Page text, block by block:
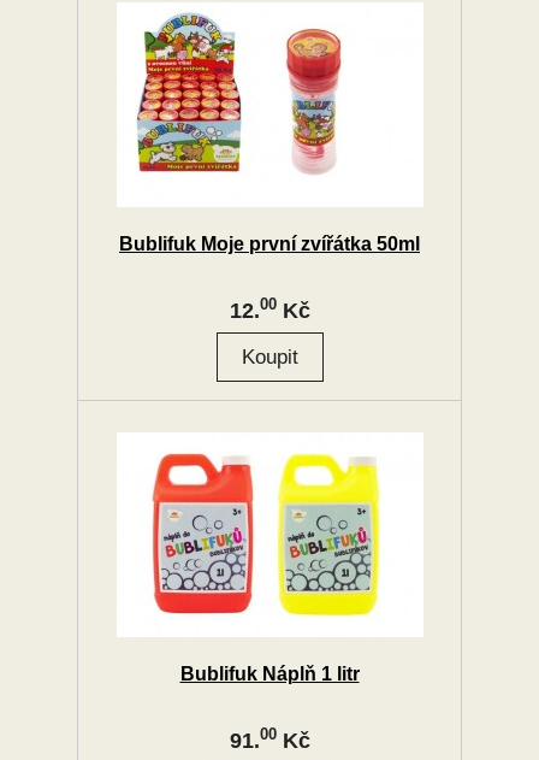
Bublifuk Moje první zvířátka 50ml
12.00Kč
Bublifuk Náplň 1 litr
91.00Kč